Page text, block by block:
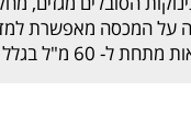
על המכסה מאפשרת
הפתח התחתון).